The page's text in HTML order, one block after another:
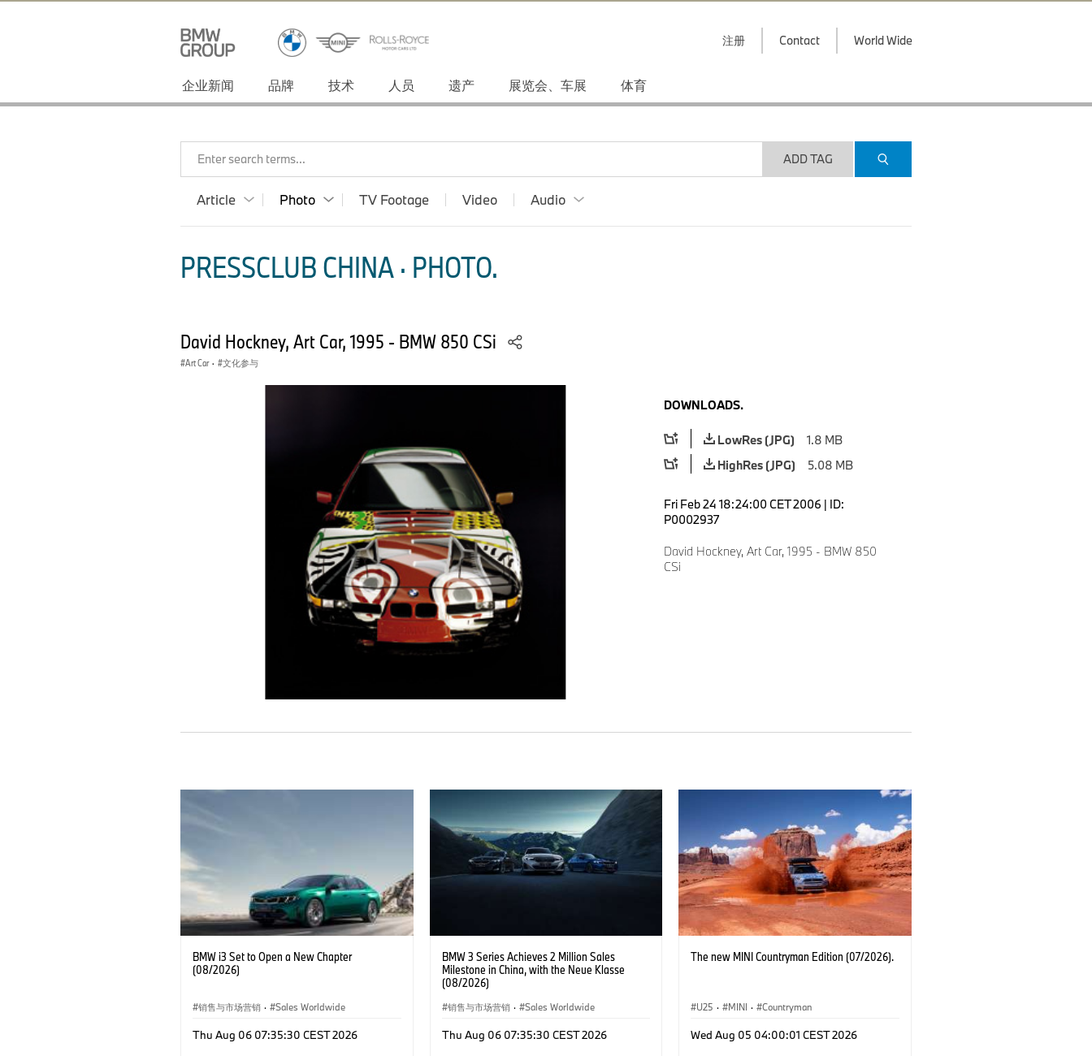
注册 Contact World Wide
企业新闻 品牌 技术 人员 遗产 展览会、车展 体育
Enter search terms... ADD TAG
Article Photo TV Footage Video Audio
PRESSCLUB CHINA · PHOTO.
David Hockney, Art Car, 1995 - BMW 850 CSi
Art Car · 文化参与
DOWNLOADS.
LowRes (JPG)
1.8 MB
HighRes (JPG)
5.08 MB
Fri Feb 24 18:24:00 CET 2006 | ID:
P0002937
David Hockney, Art Car, 1995 - BMW 850
CSi
BMW i3 Set to Open a New Chapter
(08/2026)
销售与市场营销 · Sales Worldwide
Thu Aug 06 07:35:30 CEST 2026
BMW 3 Series Achieves 2 Million Sales
Milestone in China, with the Neue Klasse
(08/2026)
销售与市场营销 · Sales Worldwide
Thu Aug 06 07:35:30 CEST 2026
The new MINI Countryman Edition (07/2026).
U25 · MINI · Countryman
Wed Aug 05 04:00:01 CEST 2026